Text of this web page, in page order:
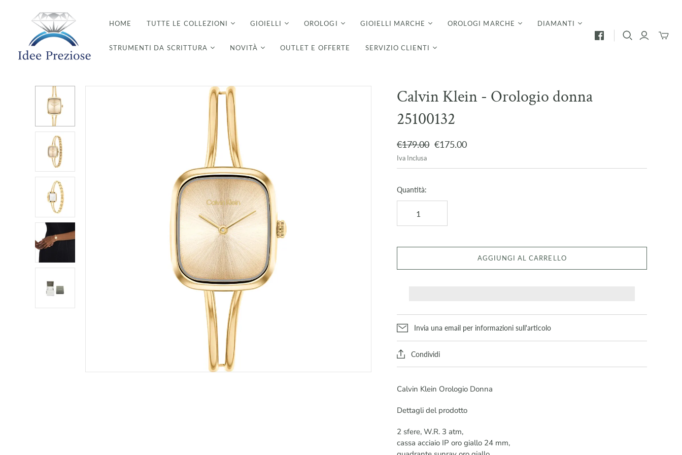
HOME TUTTE LE COLLEZIONI GIOIELLI OROLOGI GIOIELLI MARCHE OROLOGI MARCHE DIAMANTI
STRUMENTI DA SCRITTURA NOVITÀ OUTLET E OFFERTE SERVIZIO CLIENTI
Mini
Calvin Klein - Orologio donna
25100132
€179.00 €175.00
Iva Inclusa
Quantità:
AGGIUNGI AL CARRELLO
Invia una email per informazioni sull'articolo
Condividi
Calvin Klein Orologio Donna
Dettagli del prodotto
2 sfere, W.R. 3 atm,
cassa acciaio IP oro giallo 24 mm,